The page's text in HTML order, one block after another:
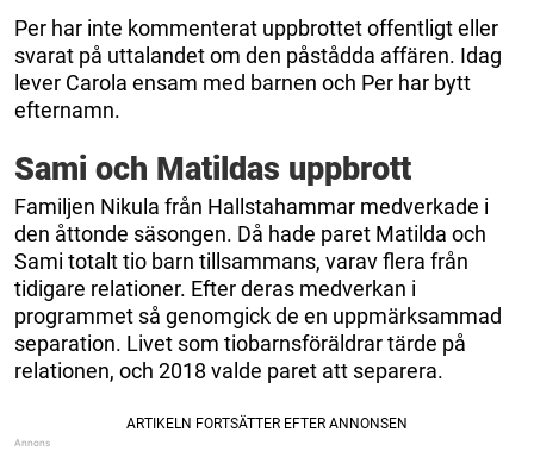
Per har inte kommenterat uppbrottet offentligt eller
svarat på uttalandet om den påstådda affären. Idag
lever Carola ensam med barnen och Per har bytt
efternamn.
Sami och Matildas uppbrott
Familjen Nikula från Hallstahammar medverkade i
den åttonde säsongen. Då hade paret Matilda och
Sami totalt tio barn tillsammans, varav flera från
tidigare relationer. Efter deras medverkan i
programmet så genomgick de en uppmärksammad
separation. Livet som tiobarnsföräldrar tärde på
relationen, och 2018 valde paret att separera.